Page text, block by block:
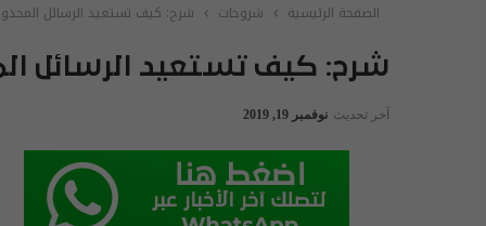
الصفحة الرئيسية شروحات شرح: كيف تستعيد الرسائل
شرح: كيف تستعيد الرسائل
آخر تحديث نوفمبر 19, 2019